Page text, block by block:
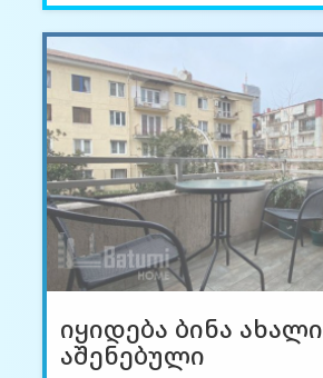
იყიდება ბინა ახალი
აშენებული